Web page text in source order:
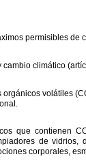
permisibles de
cambio climático
orgánicos volátiles
que contienen
de vidrios,
corporales,